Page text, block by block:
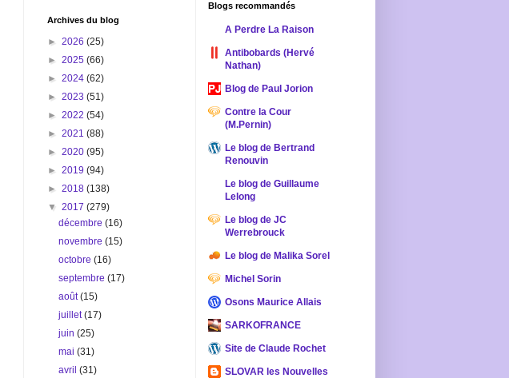
Archives du blog
► 2026 (25)
► 2025 (66)
► 2024 (62)
► 2023 (51)
► 2022 (54)
► 2021 (88)
► 2020 (95)
► 2019 (94)
► 2018 (138)
▼ 2017 (279)
décembre(16)
novembre(15)
octobre(16)
septembre(17)
août(15)
juillet(17)
juin(25)
mai(31)
avril(31)
Blogs recommandés
A Perdre La Raison
Antibobards (Hervé
Nathan)
Blog de Paul Jorion
Contre la Cour
(M.Pernin)
Le blog de Bertrand
Renouvin
Le blog de Guillaume
Lelong
Le blog de JC
Werrebrouck
Le blog de Malika Sorel
Michel Sorin
Osons Maurice Allais
SARKOFRANCE
Site de Claude Rochet
SLOVAR les Nouvelles